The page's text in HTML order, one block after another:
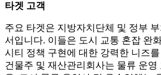
타겟 고객
주요 타겟은 지방자치단체 및 정부
서입니다. 이들은 도시 교통 혼잡 완
시티 정책 구현에 대한 강력한 니즈
건물주 및 재산관리회사는 물류 운